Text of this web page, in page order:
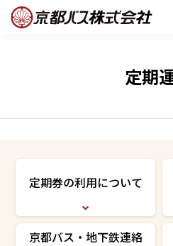
定期
定期券の利用について
京都バス・地下鉄連絡